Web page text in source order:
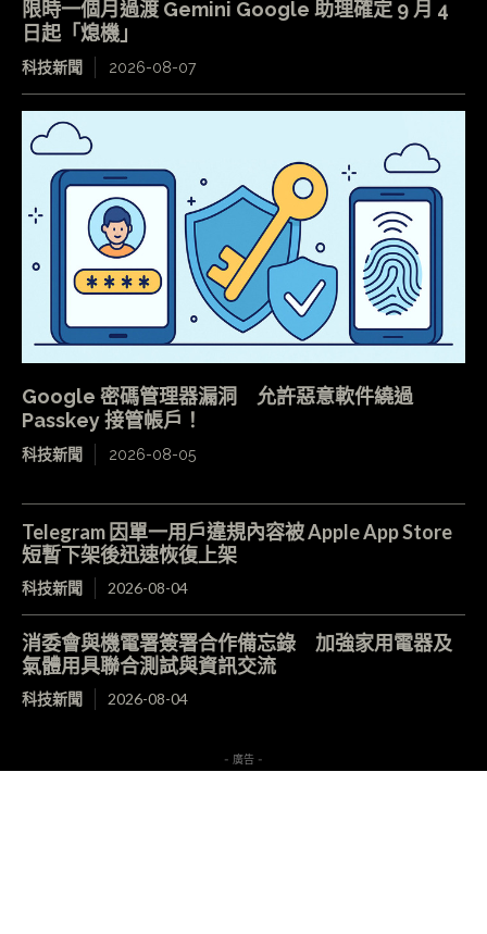
限時一個月過渡 Gemini Google 助理確定 9 月 4
日起「熄機」
科技新聞 2026-08-07
Google 密碼管理器漏洞 允許惡意軟件繞過
Passkey 接管帳戶！
科技新聞 2026-08-05
Telegram 因單一用戶違規內容被 Apple App Store
短暫下架後迅速恢復上架
科技新聞 2026-08-04
消委會與機電署簽署合作備忘錄 加強家用電器及
氣體用具聯合測試與資訊交流
科技新聞 2026-08-04
- 廣告 -